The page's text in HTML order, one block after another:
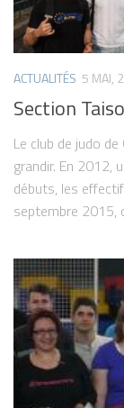
ACTUALITÉS 5 MAI,
Section
Le club de judo
grandir. En 2012,
débuts, les
septembre 2015,